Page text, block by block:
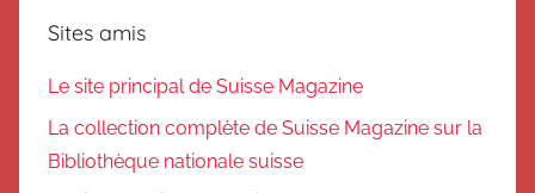
Sites amis
Le site principal de Suisse Magazine
La collection complète de Suisse Magazine sur la
Bibliothèque nationale suisse